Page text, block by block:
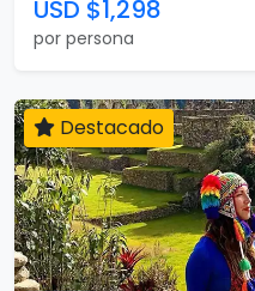
USD $1,298
por persona
Destacado